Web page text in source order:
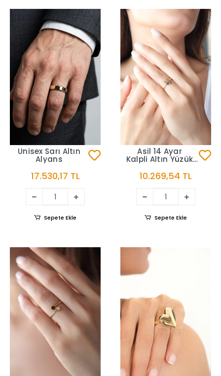
Unisex Sarı Altın
Alyans
17.530,17 TL
Sepete Ekle
Asil 14 Ayar
Kalpli Altın Yüzük
10.269,54 TL
Sepete Ekle